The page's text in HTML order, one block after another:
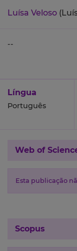
Luísa Veloso
--
Língua
Português
Web of
Esta publicação
Scopus